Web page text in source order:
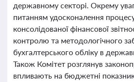
державному секторі. Окрему
питанням удосконалення
консолідованої фінансової
контролю та методологічного
бухгалтерського обліку в
Також Комітет розглянув
впливають на бюджетні